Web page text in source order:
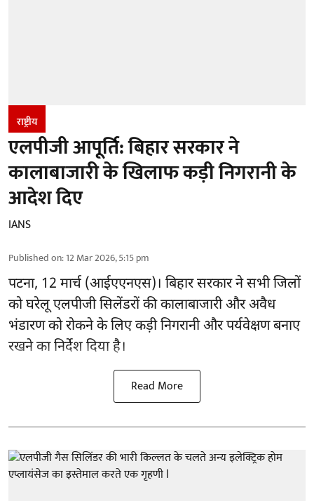
राष्ट्रीय
एलपीजी आपूर्ति: बिहार सरकार ने
कालाबाजारी के खिलाफ कड़ी निगरानी के
आदेश दिए
IANS
Published on:12 Mar 2026, 5:15 pm
पटना, 12 मार्च (आईएएनएस)। बिहार सरकार ने सभी जिलों
को घरेलू एलपीजी सिलेंडरों की कालाबाजारी और अवैध
भंडारण को रोकने के लिए कड़ी निगरानी और पर्यवेक्षण बनाए
रखने का निर्देश दिया है।
Read More